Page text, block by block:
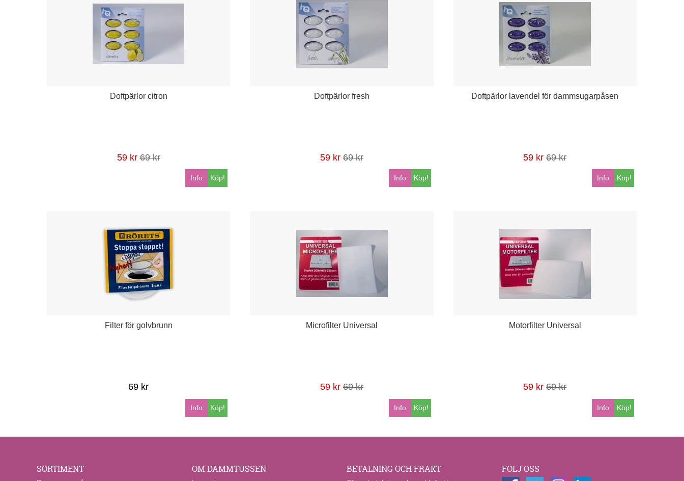
Doftpärlor citron
59 kr 69 kr
Köp!
Info
Doftpärlor fresh
59 kr 69 kr
Köp!
Info
Doftpärlor lavendel för dammsugarpåsen
59 kr 69 kr
Köp!
Info
Filter för golvbrunn
69 kr
Köp!
Info
Microfilter Universal
59 kr 69 kr
Köp!
Info
Motorfilter Universal
59 kr 69 kr
Köp!
Info
SORTIMENT OM DAMMTUSSEN BETALNING OCH FRAKT FÖLJ OSS